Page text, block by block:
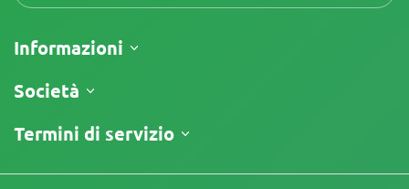
Informazioni
Spedizione
Politica di Reso
Società
Chi siamo
Recensioni
Termini di servizio
Termini e Condizioni